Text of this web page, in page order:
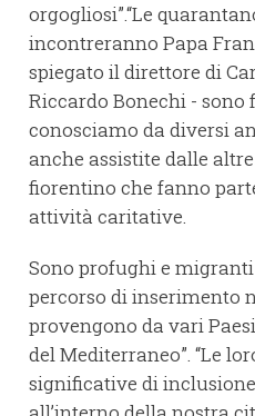
orgogliosi”.“Le
incontreranno Papa
spiegato il direttore di
Riccardo Bonechi -
conosciamo da diversi
anche assistite dalle
fiorentino che fanno
attività caritative.
Sono profughi e
percorso di inserimento
provengono da vari
del Mediterraneo”. “Le
significative di